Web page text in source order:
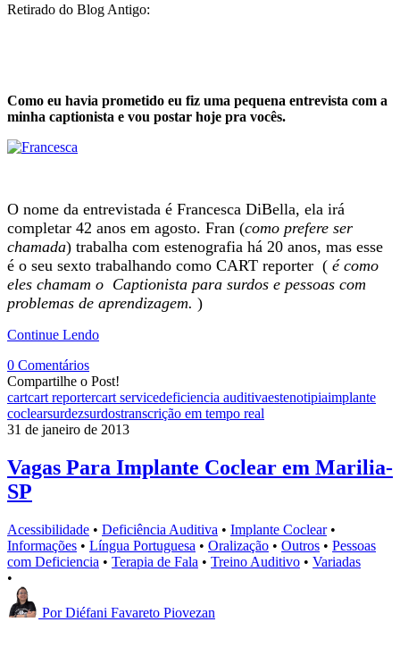
Retirado do Blog Antigo:
Como eu havia prometido eu fiz uma pequena entrevista com a
minha captionista e vou postar hoje pra vocês.
O nome da entrevistada é Francesca DiBella, ela irá
completar 42 anos em agosto. Fran (como prefere ser
chamada) trabalha com estenografia há 20 anos, mas esse
é o seu sexto trabalhando como CART reporter ( é como
eles chamam o Captionista para surdos e pessoas com
problemas de aprendizagem. )
Continue Lendo
0 Comentários
Compartilhe o Post!
cartcart reportercart servicedeficiencia auditivaestenotipiaimplante
coclearsurdezsurdostranscrição em tempo real
31 de janeiro de 2013
Vagas Para Implante Coclear em Marilia-
SP
Acessibilidade • Deficiência Auditiva • Implante Coclear •
Informações • Língua Portuguesa • Oralização • Outros • Pessoas
com Deficiencia • Terapia de Fala • Treino Auditivo • Variadas
•
Por Diéfani Favareto Piovezan